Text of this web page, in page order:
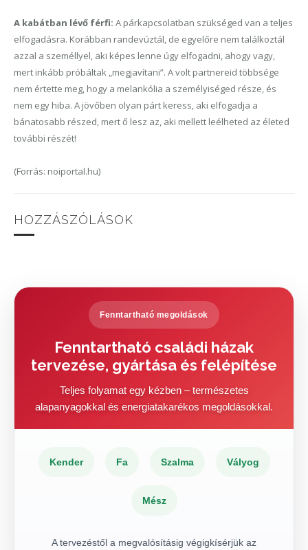
A kabátban lévő férfi: A párkapcsolatban szükséged van a teljes
elfogadásra. Korábban randevúztál, de egyelőre nem találkoztál
azzal a személlyel, aki képes lenne úgy elfogadni, ahogy vagy,
mert inkább próbáltak „megjavítani”. A volt partnereid többsége
nem értette meg, hogy a melankólia a személyiséged része, és
nem egy hiba. A jövőben olyan párt keress, aki elfogadja a
bánatosabb részed, mert ő lesz az, aki mellett leélheted az életed
további részét!
(Forrás: noiportal.hu)
HOZZÁSZÓLÁSOK
Fenntartható megoldások
Fenntartható családi házak
tervezése, gyártása és felépítése
Teljes folyamat egy kézben – természetes
alapanyagokkal és energiatakarékos megoldásokkal.
Kender Fa Szalma Vályog
Mész
A tervezéstől a megvalósításig végigkísérjük az